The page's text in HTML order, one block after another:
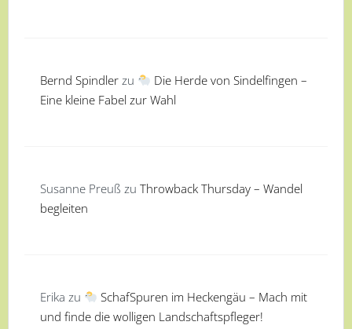
Bernd Spindler zu
Die Herde von Sindelfingen –
Eine kleine Fabel zur Wahl
Susanne Preuß zu Throwback Thursday – Wandel
begleiten
Erika zu
SchafSpuren im Heckengäu – Mach mit
und finde die wolligen Landschaftspfleger!